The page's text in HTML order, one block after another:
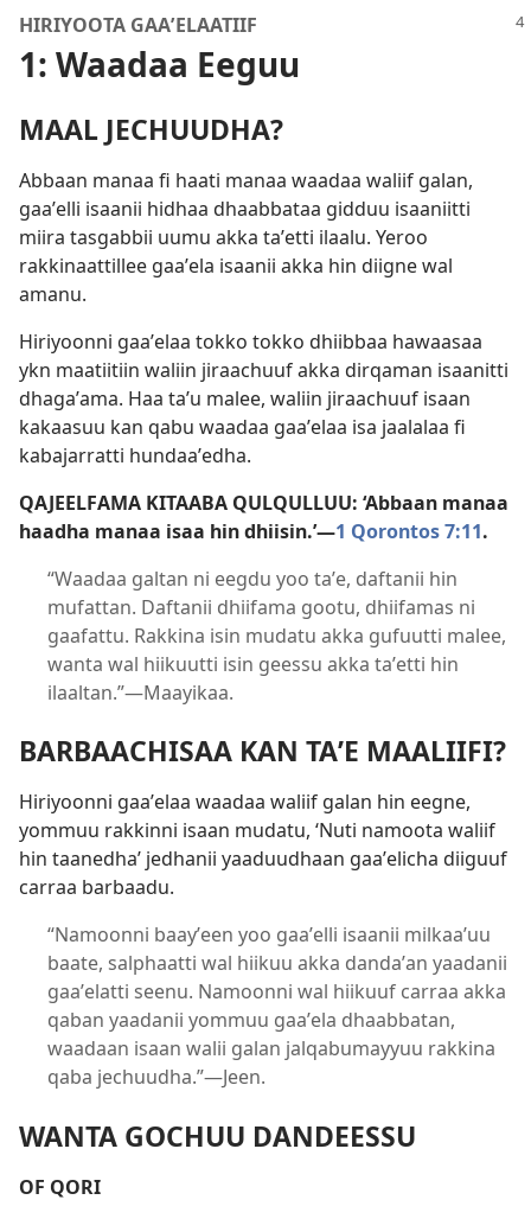
HIRIYOOTA GAAʼELAATIIF
1: Waadaa Eeguu
MAAL JECHUUDHA?
Abbaan manaa fi haati manaa waadaa waliif galan,
gaaʼelli isaanii hidhaa dhaabbataa gidduu isaaniitti
miira tasgabbii uumu akka taʼetti ilaalu. Yeroo
rakkinaattillee gaaʼela isaanii akka hin diigne wal
amanu.
Hiriyoonni gaaʼelaa tokko tokko dhiibbaa hawaasaa
ykn maatiitiin waliin jiraachuuf akka dirqaman isaanitti
dhagaʼama. Haa taʼu malee, waliin jiraachuuf isaan
kakaasuu kan qabu waadaa gaaʼelaa isa jaalalaa fi
kabajarratti hundaaʼedha.
QAJEELFAMA KITAABA QULQULLUU: ‘Abbaan manaa
haadha manaa isaa hin dhiisin.’—1 Qorontos 7:11.
“Waadaa galtan ni eegdu yoo taʼe, daftanii hin
mufattan. Daftanii dhiifama gootu, dhiifamas ni
gaafattu. Rakkina isin mudatu akka gufuutti malee,
wanta wal hiikuutti isin geessu akka taʼetti hin
ilaaltan.”—Maayikaa.
BARBAACHISAA KAN TAʼE MAALIIFI?
Hiriyoonni gaaʼelaa waadaa waliif galan hin eegne,
yommuu rakkinni isaan mudatu, ‘Nuti namoota waliif
hin taanedha’ jedhanii yaaduudhaan gaaʼelicha diiguuf
carraa barbaadu.
“Namoonni baayʼeen yoo gaaʼelli isaanii milkaaʼuu
baate, salphaatti wal hiikuu akka dandaʼan yaadanii
gaaʼelatti seenu. Namoonni wal hiikuuf carraa akka
qaban yaadanii yommuu gaaʼela dhaabbatan,
waadaan isaan walii galan jalqabumayyuu rakkina
qaba jechuudha.”—Jeen.
WANTA GOCHUU DANDEESSU
OF QORI